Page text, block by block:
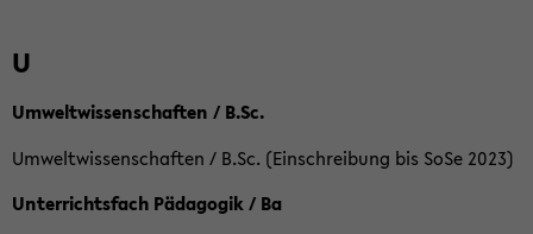
U
Umweltwissenschaften / B.Sc.
Umweltwissenschaften / B.Sc. (Einschreibung bis SoSe 2023)
Unterrichtsfach Pädagogik / Ba